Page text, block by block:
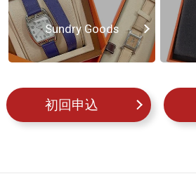
Sundry Goods
初回申込